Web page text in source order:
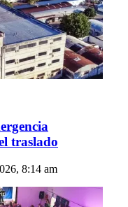
traslado
8:14 am